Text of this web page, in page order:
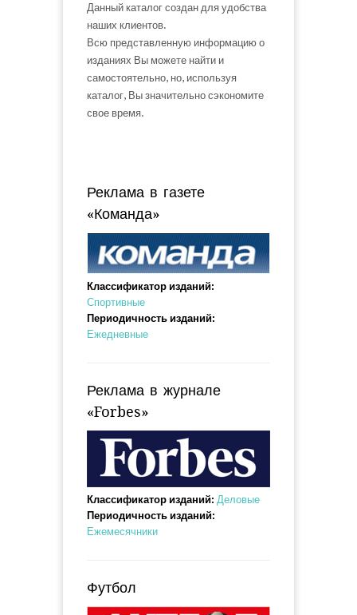
Данный каталог создан для удобства
наших клиентов.
Всю представленную информацию о
изданиях Вы можете найти и
самостоятельно, но, используя
каталог, Вы значительно сэкономите
свое время.
Реклама в газете
«Команда»
Классификатор изданий:
Спортивные
Периодичность изданий:
Ежедневные
Реклама в журнале
«Forbes»
Классификатор изданий: Деловые
Периодичность изданий:
Ежемесячники
Футбол